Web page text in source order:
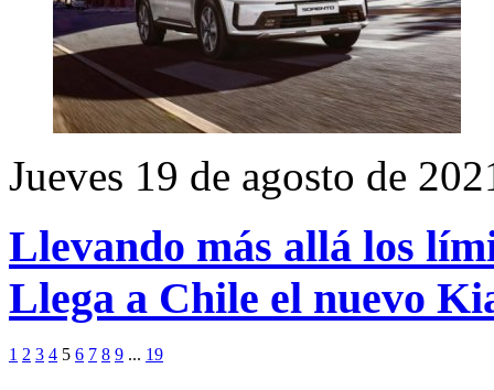
Jueves 19 de agosto de
Llevando más allá los
Llega a Chile el nuevo
1 2 3 4 5 6 7 8 9 ... 19